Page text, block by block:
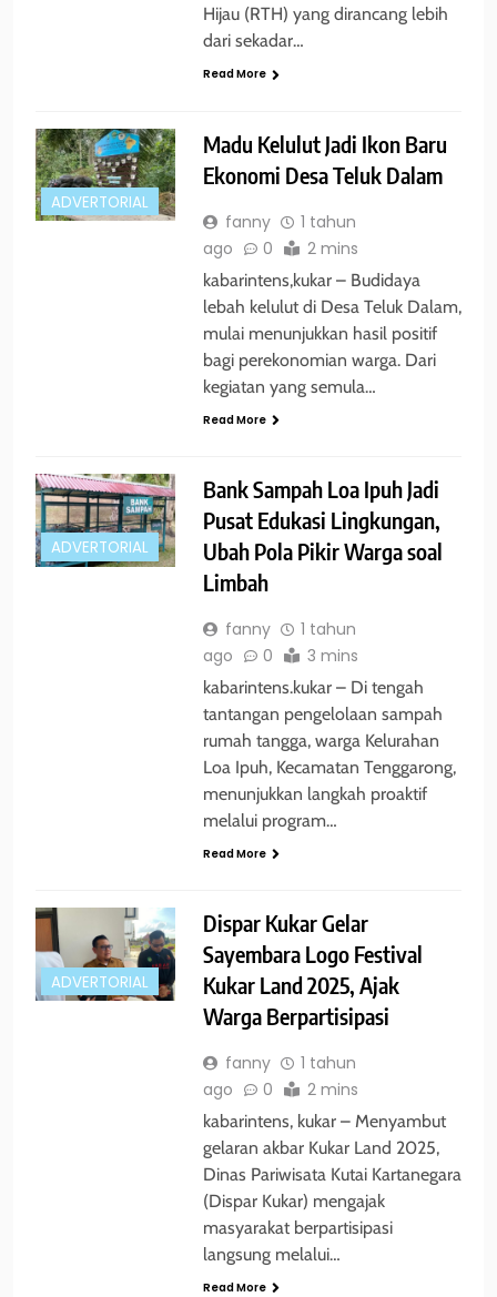
Hijau (RTH) yang dirancang lebih
dari sekadar…
Read More
ADVERTORIAL
Madu Kelulut Jadi Ikon Baru
Ekonomi Desa Teluk Dalam
fanny
1 tahun
ago
0 2 mins
kabarintens,kukar – Budidaya
lebah kelulut di Desa Teluk Dalam,
mulai menunjukkan hasil positif
bagi perekonomian warga. Dari
kegiatan yang semula…
Read More
ADVERTORIAL
Bank Sampah Loa Ipuh Jadi
Pusat Edukasi Lingkungan,
Ubah Pola Pikir Warga soal
Limbah
fanny
1 tahun
ago
0 3 mins
kabarintens.kukar – Di tengah
tantangan pengelolaan sampah
rumah tangga, warga Kelurahan
Loa Ipuh, Kecamatan Tenggarong,
menunjukkan langkah proaktif
melalui program…
Read More
ADVERTORIAL
Dispar Kukar Gelar
Sayembara Logo Festival
Kukar Land 2025, Ajak
Warga Berpartisipasi
fanny
1 tahun
ago
0 2 mins
kabarintens, kukar – Menyambut
gelaran akbar Kukar Land 2025,
Dinas Pariwisata Kutai Kartanegara
(Dispar Kukar) mengajak
masyarakat berpartisipasi
langsung melalui…
Read More